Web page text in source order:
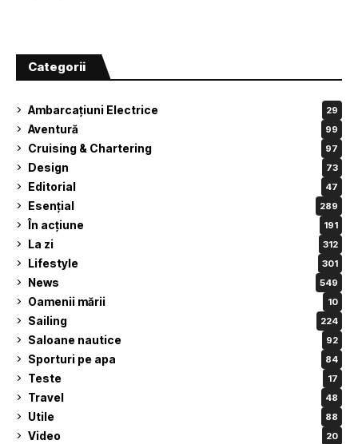
Categorii
Ambarcațiuni Electrice 29
Aventură 99
Cruising & Chartering 97
Design 73
Editorial 47
Esențial 289
În acțiune 191
La zi 312
Lifestyle 301
News 549
Oamenii mării 10
Sailing 224
Saloane nautice 92
Sporturi pe apa 84
Teste 17
Travel 48
Utile 88
Video 20